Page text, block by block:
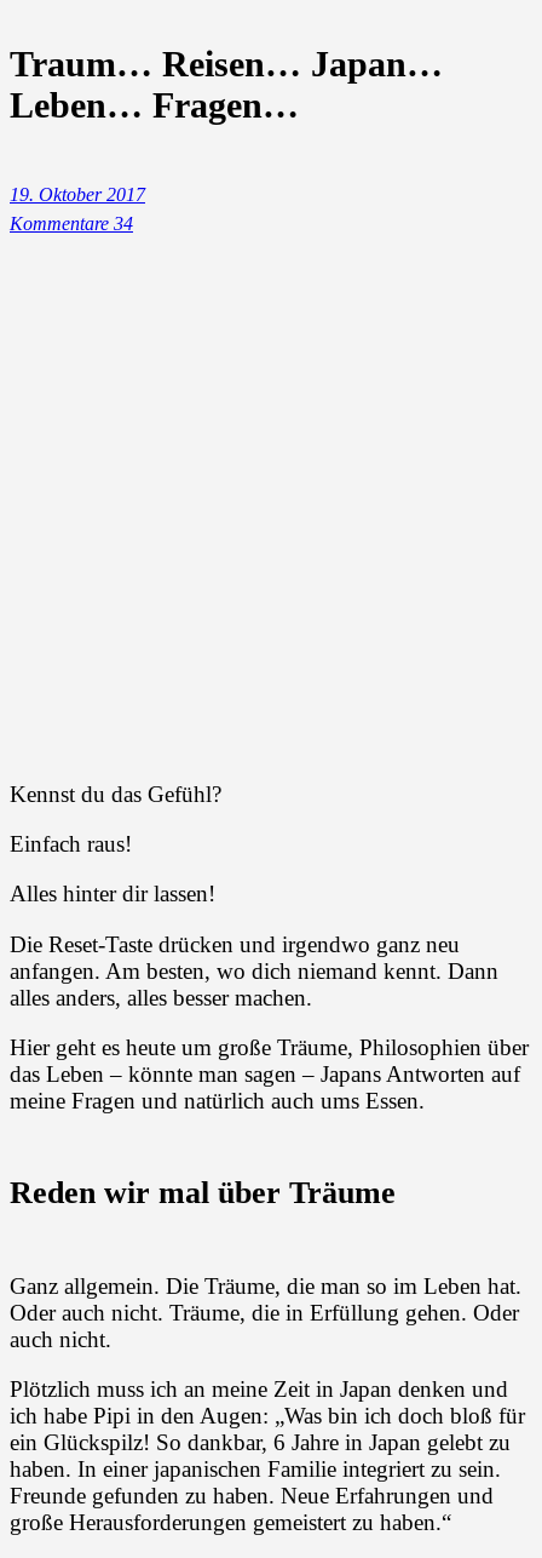
Traum… Reisen… Japan…
Leben… Fragen…
19. Oktober 2017
Kommentare 34
Kennst du das Gefühl?
Einfach raus!
Alles hinter dir lassen!
Die Reset-Taste drücken und irgendwo ganz neu
anfangen. Am besten, wo dich niemand kennt. Dann
alles anders, alles besser machen.
Hier geht es heute um große Träume, Philosophien über
das Leben – könnte man sagen – Japans Antworten auf
meine Fragen und natürlich auch ums Essen.
Reden wir mal über Träume
Ganz allgemein. Die Träume, die man so im Leben hat.
Oder auch nicht. Träume, die in Erfüllung gehen. Oder
auch nicht.
Plötzlich muss ich an meine Zeit in Japan denken und
ich habe Pipi in den Augen: „Was bin ich doch bloß für
ein Glückspilz! So dankbar, 6 Jahre in Japan gelebt zu
haben. In einer japanischen Familie integriert zu sein.
Freunde gefunden zu haben. Neue Erfahrungen und
große Herausforderungen gemeistert zu haben.“